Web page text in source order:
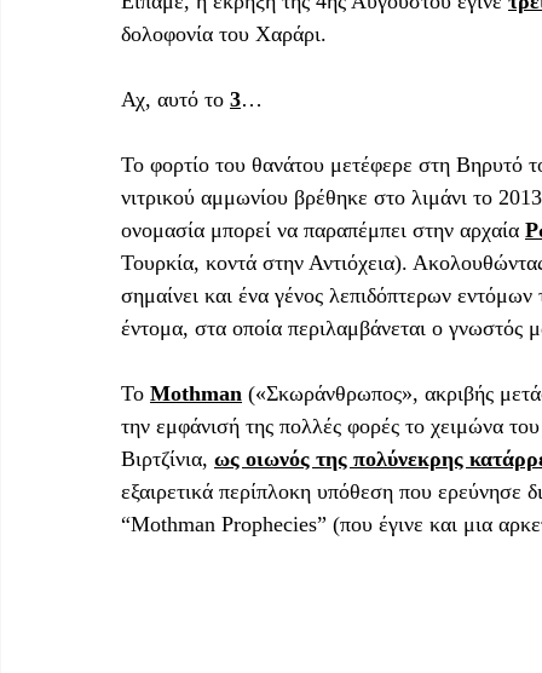
δολοφονία του Χαράρι.
Αχ, αυτό το 3…
Το φορτίο του θανάτου μετέφερε στη Βηρυτό
νιτρικού αμμωνίου βρέθηκε στο λιμάνι το
ονομασία μπορεί να παραπέμπει στην αρχαία
Τουρκία, κοντά στην Αντιόχεια).
σημαίνει και ένα γένος λεπιδόπτερων
έντομα, στα οποία περιλαμβάνεται ο γνωστός
Το Mothman («Σκωράνθρωπος», ακριβής
την εμφάνισή της πολλές φορές το χειμώνα
Βιρτζίνια, ως οιωνός της πολύνεκρης
εξαιρετικά περίπλοκη υπόθεση που ερεύνησε
“Mothman Prophecies” (που έγινε και μια